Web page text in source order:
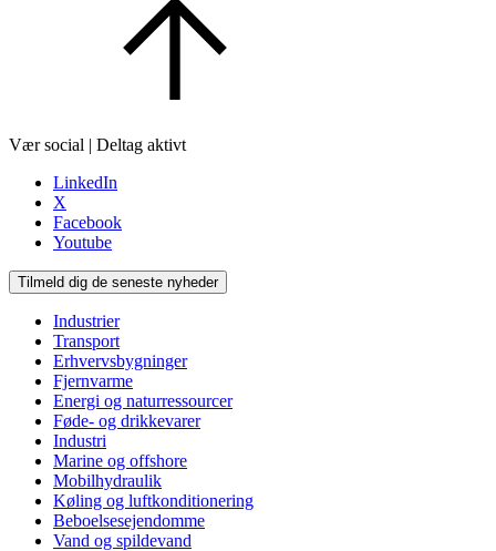
Vær social | Deltag aktivt
LinkedIn
X
Facebook
Youtube
Tilmeld dig de seneste nyheder
Industrier
Transport
Erhvervsbygninger
Fjernvarme
Energi og naturressourcer
Føde- og drikkevarer
Industri
Marine og offshore
Mobilhydraulik
Køling og luftkonditionering
Beboelsesejendomme
Vand og spildevand